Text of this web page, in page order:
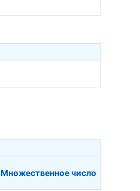
Множественное число